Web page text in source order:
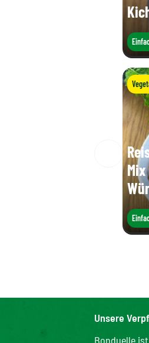
Unsere
Bonduelle